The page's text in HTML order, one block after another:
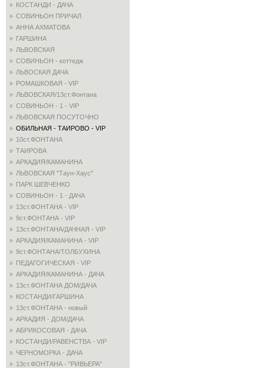
КОСТАНДИ - ДАЧА
СОВИНЬОН ПРИЧАЛ
АННА АХМАТОВА
ГАРШИНА
ЛЬВОВСКАЯ
СОВИНЬОН - коттедж
ЛЬВОСКАЯ ДАЧА
РОМАШКОВАЯ - VIP
ЛЬВОВСКАЯ/13ст.Фонтана
СОВИНЬОН - 1 - VIP
ЛЬВОВСКАЯ ПОСУТОЧНО
ОБИЛЬНАЯ - ТАИРОВО - VIP
10ст.ФОНТАНА
ТАИРОВА
АРКАДИЯ/КАМАНИНА
ЛЬВОВСКАЯ "Таун-Хаус"
ПАРК ШЕВЧЕНКО
СОВИНЬОН - 1 - ДАЧА
13ст.ФОНТАНА - VIP
9ст.ФОНТАНА - VIP
13ст.ФОНТАНА/ДАЧНАЯ - VIP
АРКАДИЯ/КАМАНИНА - VIP
9ст.ФОНТАНА/ТОЛБУХИНА
ПЕДАГОГИЧЕСКАЯ - VIP
АРКАДИЯ/КАМАНИНА - ДАЧА
13ст.ФОНТАНА ДОМ/ДАЧА
КОСТАНДИ/ГАРШИНА
13ст.ФОНТАНА - новый
АРКАДИЯ - ДОМ/ДАЧА
АБРИКОСОВАЯ - ДАЧА
КОСТАНДИ/РАВЕНСТВА - VIP
ЧЕРНОМОРКА - ДАЧА
13ст.ФОНТАНА - "РИВЬЕРА"